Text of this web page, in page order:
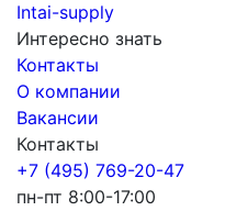
Intai-supply
Интересно знать
Контакты
О компании
Вакансии
Контакты
+7 (495) 769-20-47
пн-пт 8:00-17:00